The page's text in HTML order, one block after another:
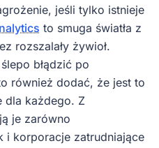
jeśli tylko istnieje
to smuga światła z
rozszalały żywioł.
błądzić po
również dodać, że jest to
dla każdego. Z
je zarówno
i korporacje zatrudniające